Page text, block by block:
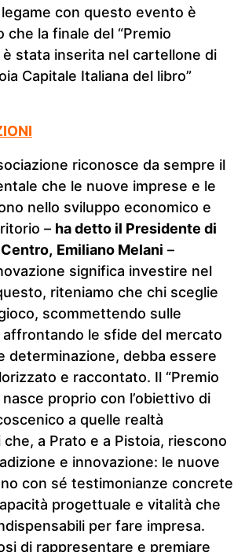
con questo evento è
la finale del “Premio
è stata inserita nel cartellone di
Capitale Italiana del libro”
riconosce da sempre il
che le nuove imprese e le
nello sviluppo economico e
– ha detto il Presidente di
Emiliano Melani –
significa investire nel
riteniamo che chi sceglie
scommettendo sulle
le sfide del mercato
determinazione, debba essere
e raccontato. Il “Premio
nasce proprio con l’obiettivo di
a quelle realtà
a Prato e a Pistoia, riescono
e innovazione: le nuove
con sé testimonianze concrete
progettuale e vitalità che
per fare impresa.
di rappresentare e premiare